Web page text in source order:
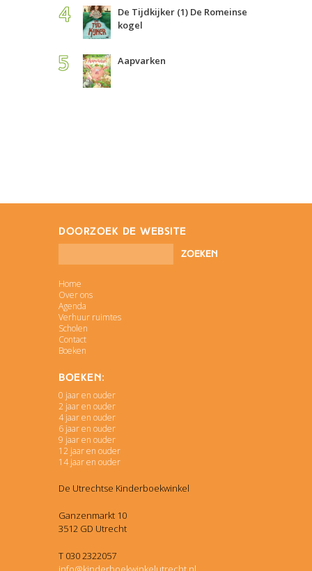
De Tijdkijker (1) De Romeinse
kogel
Aapvarken
doorzoek de website
Home
Over ons
Agenda
Verhuur ruimtes
Scholen
Contact
Boeken
Boeken:
0 jaar en ouder
2 jaar en ouder
4 jaar en ouder
6 jaar en ouder
9 jaar en ouder
12 jaar en ouder
14 jaar en ouder
De Utrechtse Kinderboekwinkel
Ganzenmarkt 10
3512 GD Utrecht
T 030 2322057